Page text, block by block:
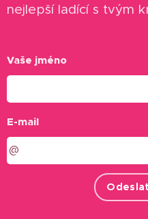
nejlepší ladící s tvým
Vaše jméno
E-mail
Odeslat